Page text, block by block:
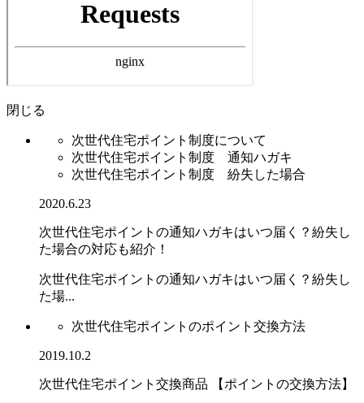
閉じる
次世代住宅ポイント制度について
次世代住宅ポイント制度 通知ハガキ
次世代住宅ポイント制度 紛失した場合
2020.6.23
次世代住宅ポイントの通知ハガキはいつ届く？紛失し
た場合の対応も紹介！
次世代住宅ポイントの通知ハガキはいつ届く？紛失し
た場...
次世代住宅ポイントのポイント交換方法
2019.10.2
次世代住宅ポイント交換商品 【ポイントの交換方法】